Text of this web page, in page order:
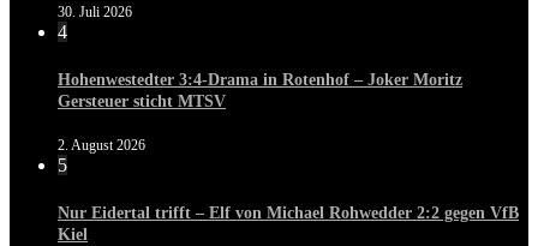
30. Juli 2026
4
Hohenwestedter 3:4-Drama in Rotenhof – Joker Moritz
Gersteuer sticht MTSV
2. August 2026
5
Nur Eidertal trifft – Elf von Michael Rohwedder 2:2 gegen VfB
Kiel